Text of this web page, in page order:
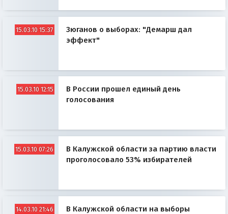
15.03.10 15:37
Зюганов о выборах: "Демарш дал
эффект"
15.03.10 12:15
В России прошел единый день
голосования
15.03.10 07:26
В Калужской области за партию власти
проголосовало 53% избирателей
14.03.10 21:46
В Калужской области на выборы